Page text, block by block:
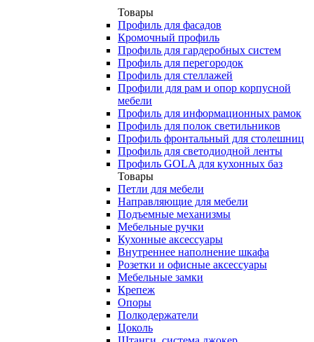
Товары
Профиль для фасадов
Кромочный профиль
Профиль для гардеробных систем
Профиль для перегородок
Профиль для стеллажей
Профили для рам и опор корпусной
мебели
Профиль для информационных рамок
Профиль для полок светильников
Профиль фронтальный для столешниц
Профиль для светодиодной ленты
Профиль GOLA для кухонных баз
Товары
Петли для мебели
Направляющие для мебели
Подъемные механизмы
Мебельные ручки
Кухонные аксессуары
Внутреннее наполнение шкафа
Розетки и офисные аксессуары
Мебельные замки
Крепеж
Опоры
Полкодержатели
Цоколь